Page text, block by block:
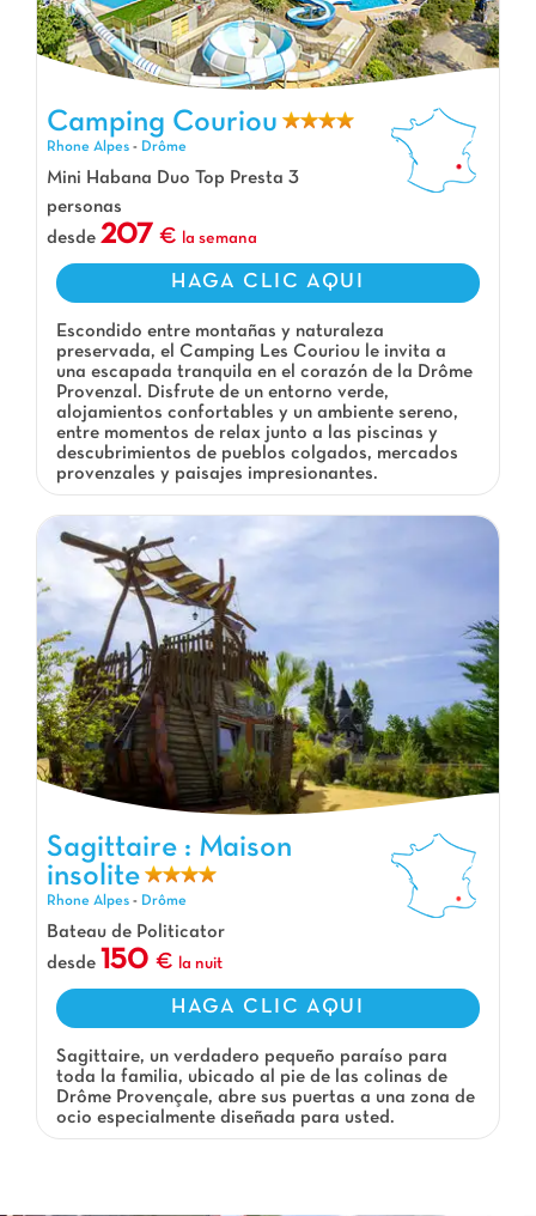
Camping Couriou
Rhone Alpes - Drôme
Mini Habana Duo Top Presta 3
personas
desde 207 la semana
HAGA CLIC AQUI
Escondido entre montañas y naturaleza
preservada, el Camping Les Couriou le invita a
una escapada tranquila en el corazón de la Drôme
Provenzal. Disfrute de un entorno verde,
alojamientos confortables y un ambiente sereno,
entre momentos de relax junto a las piscinas y
descubrimientos de pueblos colgados, mercados
provenzales y paisajes impresionantes.
Sagittaire : Maison insolite, Camping Rhone Alpes
Sagittaire : Maison
insolite
Rhone Alpes - Drôme
Bateau de Politicator
desde
150 la nuit
HAGA CLIC AQUI
Sagittaire, un verdadero pequeño paraíso para
toda la familia, ubicado al pie de las colinas de
Drôme Provençale, abre sus puertas a una zona de
ocio especialmente diseñada para usted.